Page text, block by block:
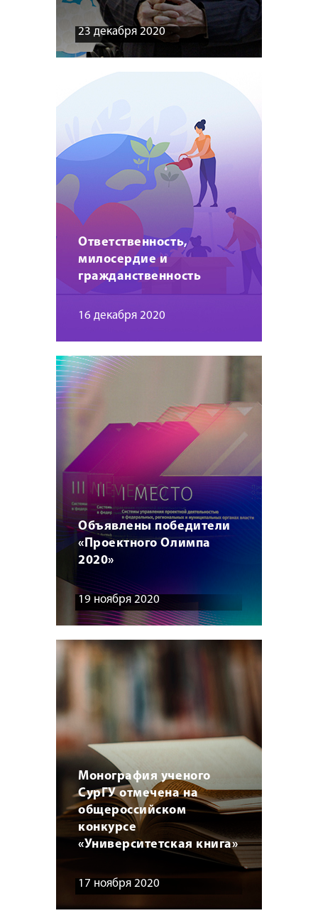
23 декабря 2020
Ответственность,
милосердие и
гражданственность
16 декабря 2020
Объявлены победители
«Проектного Олимпа
2020»
19 ноября 2020
Монография ученого
СурГУ отмечена на
общероссийском
конкурсе
«Университетская книга»
17 ноября 2020